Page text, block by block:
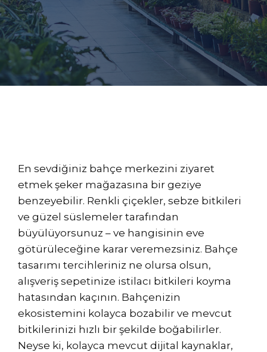
En sevdiğiniz bahçe merkezini ziyaret
etmek şeker mağazasına bir geziye
benzeyebilir. Renkli çiçekler, sebze bitkileri
ve güzel süslemeler tarafından
büyülüyorsunuz – ve hangisinin eve
götürüleceğine karar veremezsiniz. Bahçe
tasarımı tercihleriniz ne olursa olsun,
alışveriş sepetinize istilacı bitkileri koyma
hatasından kaçının. Bahçenizin
ekosistemini kolayca bozabilir ve mevcut
bitkilerinizi hızlı bir şekilde boğabilirler.
Neyse ki, kolayca mevcut dijital kaynaklar,